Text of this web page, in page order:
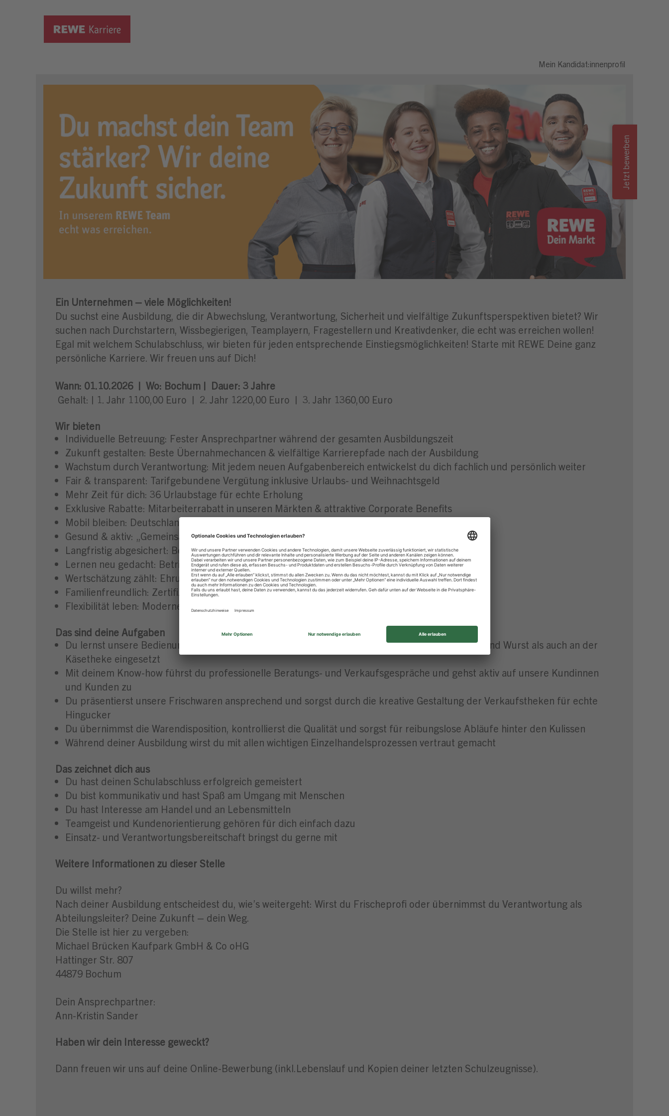
Mein Kandidat:innenprofil
Ausbildung zum Verkäufer, Fachrichtung Feinkost (Frischetheke) (m/w/d)
Ein Unternehmen – viele Möglichkeiten!
Du suchst eine Ausbildung, die dir Abwechslung, Verantwortung, Sicherheit und vielfältige Zukunftsperspektiven bietet? Wir
suchen nach Durchstartern, Wissbegierigen, Teamplayern, Fragestellern und Kreativdenker, die echt was erreichen wollen!
Egal mit welchem Schulabschluss, wir bieten für jeden entsprechende Einstiegsmöglichkeiten! Starte mit REWE Deine ganz
persönliche Karriere. Wir freuen uns auf Dich!
Wann: 01.10.2026 | Wo: Bochum | Dauer: 3 Jahre
Gehalt: | 1. Jahr 1100,00 Euro | 2. Jahr 1220,00 Euro | 3. Jahr 1360,00 Euro
Wir bieten
Individuelle Betreuung: Fester Ansprechpartner während der gesamten Ausbildungszeit
Zukunft gestalten: Beste Übernahmechancen & vielfältige Karrierepfade nach der Ausbildung
Wachstum durch Verantwortung: Mit jedem neuen Aufgabenbereich entwickelst du dich fachlich und persönlich weiter
Fair & transparent: Tarifgebundene Vergütung inklusive Urlaubs- und Weihnachtsgeld
Mehr Zeit für dich: 36 Urlaubstage für echte Erholung
Exklusive Rabatte: Mitarbeiterrabatt in unseren Märkten & attraktive Corporate Benefits
Mobil bleiben: Deutschlandticket & Dienstradleasing für nachhaltige Mobilität
Gesund & aktiv: „Gemeinsam Topfit“ – unser Fitnessprogramm
Langfristig abgesichert: Betriebliche Altersvorsorge & Jubiläumsprämien
Lernen neu gedacht: Betriebsunterricht in der Zentrale & topmodernes Schulungszentrum
Wertschätzung zählt: Ehrung der besten Azubis für besondere Leistungen
Familienfreundlich: Zertifiziert durch BuF – Beruf & Familie
Flexibilität leben: Moderne Angebote für Beruf und Privatleben im Einklang
Das sind deine Aufgaben
Du lernst unsere Bedienungstheken von Grund auf kennen und wirst sowohl im Bereich Fleisch und Wurst als auch an der
Käsetheke eingesetzt
Mit deinem Know-how führst du professionelle Beratungs- und Verkaufsgespräche und gehst aktiv auf unsere Kundinnen
und Kunden zu
Du präsentierst unsere Frischwaren ansprechend und sorgst durch die kreative Gestaltung der Verkaufstheken für echte
Hingucker
Du übernimmst die Warendisposition, kontrollierst die Qualität und sorgst für reibungslose Abläufe hinter den Kulissen
Während deiner Ausbildung wirst du mit allen wichtigen Einzelhandelsprozessen vertraut gemacht
Das zeichnet dich aus
Du hast deinen Schulabschluss erfolgreich gemeistert
Du bist kommunikativ und hast Spaß am Umgang mit Menschen
Du hast Interesse am Handel und an Lebensmitteln
Teamgeist und Kundenorientierung gehören für dich einfach dazu
Einsatz- und Verantwortungsbereitschaft bringst du gerne mit
Weitere Informationen zu dieser Stelle
Du willst mehr?
Nach deiner Ausbildung entscheidest du, wie’s weitergeht: Wirst du Frischeprofi oder übernimmst du Verantwortung als
Abteilungsleiter? Deine Zukunft – dein Weg.
Die Stelle ist hier zu vergeben:
Michael Brücken Kaufpark GmbH & Co oHG
Hattinger Str. 807
44879 Bochum
Dein Ansprechpartner:
Ann-Kristin Sander
Haben wir dein Interesse geweckt?
Dann freuen wir uns auf deine Online-Bewerbung (inkl.Lebenslauf und Kopien deiner letzten Schulzeugnisse).